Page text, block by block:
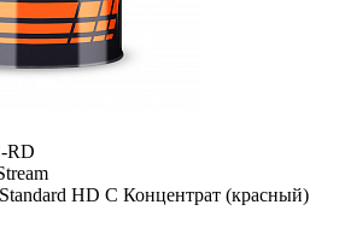
RD
HD C Концентрат (красный)